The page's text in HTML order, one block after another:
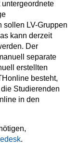
sollen LV-Gruppen
kann derzeit
Der
separate
erstellten
besteht,
Studierenden
in den
.